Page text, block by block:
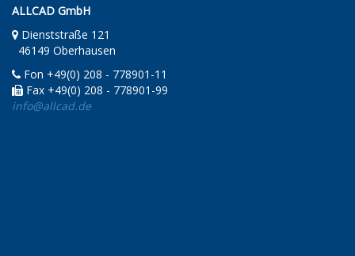
ALLCAD GmbH
Dienststraße 121
46149 Oberhausen
Fon +49(0) 208 - 778901-11
Fax +49(0) 208 - 778901-99
info@allcad.de